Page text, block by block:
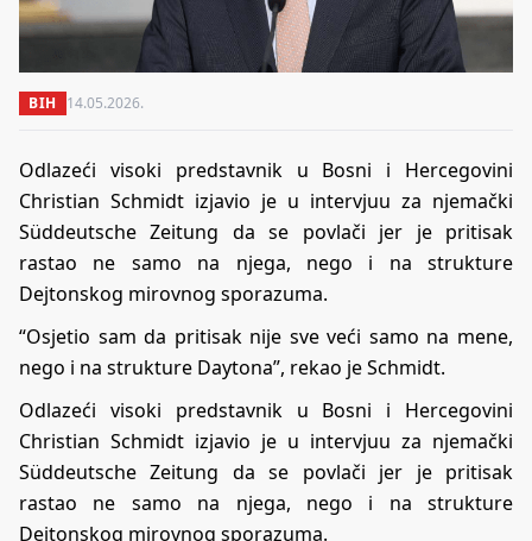
BIH 14.05.2026.
Odlazeći visoki predstavnik u Bosni i Hercegovini
Christian Schmidt izjavio je u intervjuu za njemački
Süddeutsche Zeitung da se povlači jer je pritisak
rastao ne samo na njega, nego i na strukture
Dejtonskog mirovnog sporazuma.
“Osjetio sam da pritisak nije sve veći samo na mene,
nego i na strukture Daytona”, rekao je Schmidt.
Odlazeći visoki predstavnik u Bosni i Hercegovini
Christian Schmidt izjavio je u intervjuu za njemački
Süddeutsche Zeitung da se povlači jer je pritisak
rastao ne samo na njega, nego i na strukture
Dejtonskog mirovnog sporazuma.